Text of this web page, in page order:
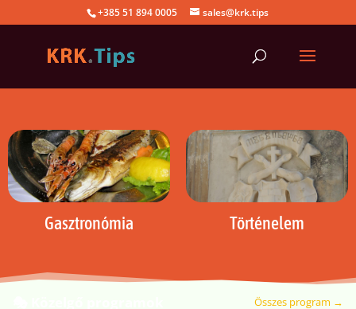
+385 51 894 0005 sales@krk.tips
Történelem Kirándulások
Összes program →